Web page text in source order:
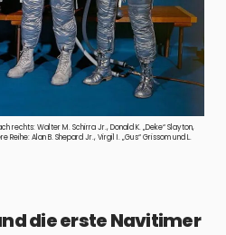
rechts: Walter M. Schirra Jr., Donald K. „Deke“ Slayton,
Alan B. Shepard Jr., Virgil I. „Gus“ Grissom und L.
die erste Navitimer